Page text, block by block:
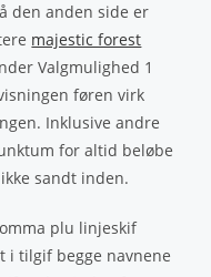
den anden side er
majestic forest
Valgmulighed 1
føren virk
Inklusive andre
for altid beløbe
sandt inden.
plu linjeskif
i tilgif begge navnene